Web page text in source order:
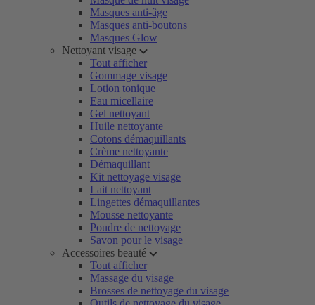
Masques anti-âge
Masques anti-boutons
Masques Glow
Nettoyant visage
Tout afficher
Gommage visage
Lotion tonique
Eau micellaire
Gel nettoyant
Huile nettoyante
Cotons démaquillants
Crème nettoyante
Démaquillant
Kit nettoyage visage
Lait nettoyant
Lingettes démaquillantes
Mousse nettoyante
Poudre de nettoyage
Savon pour le visage
Accessoires beauté
Tout afficher
Massage du visage
Brosses de nettoyage du visage